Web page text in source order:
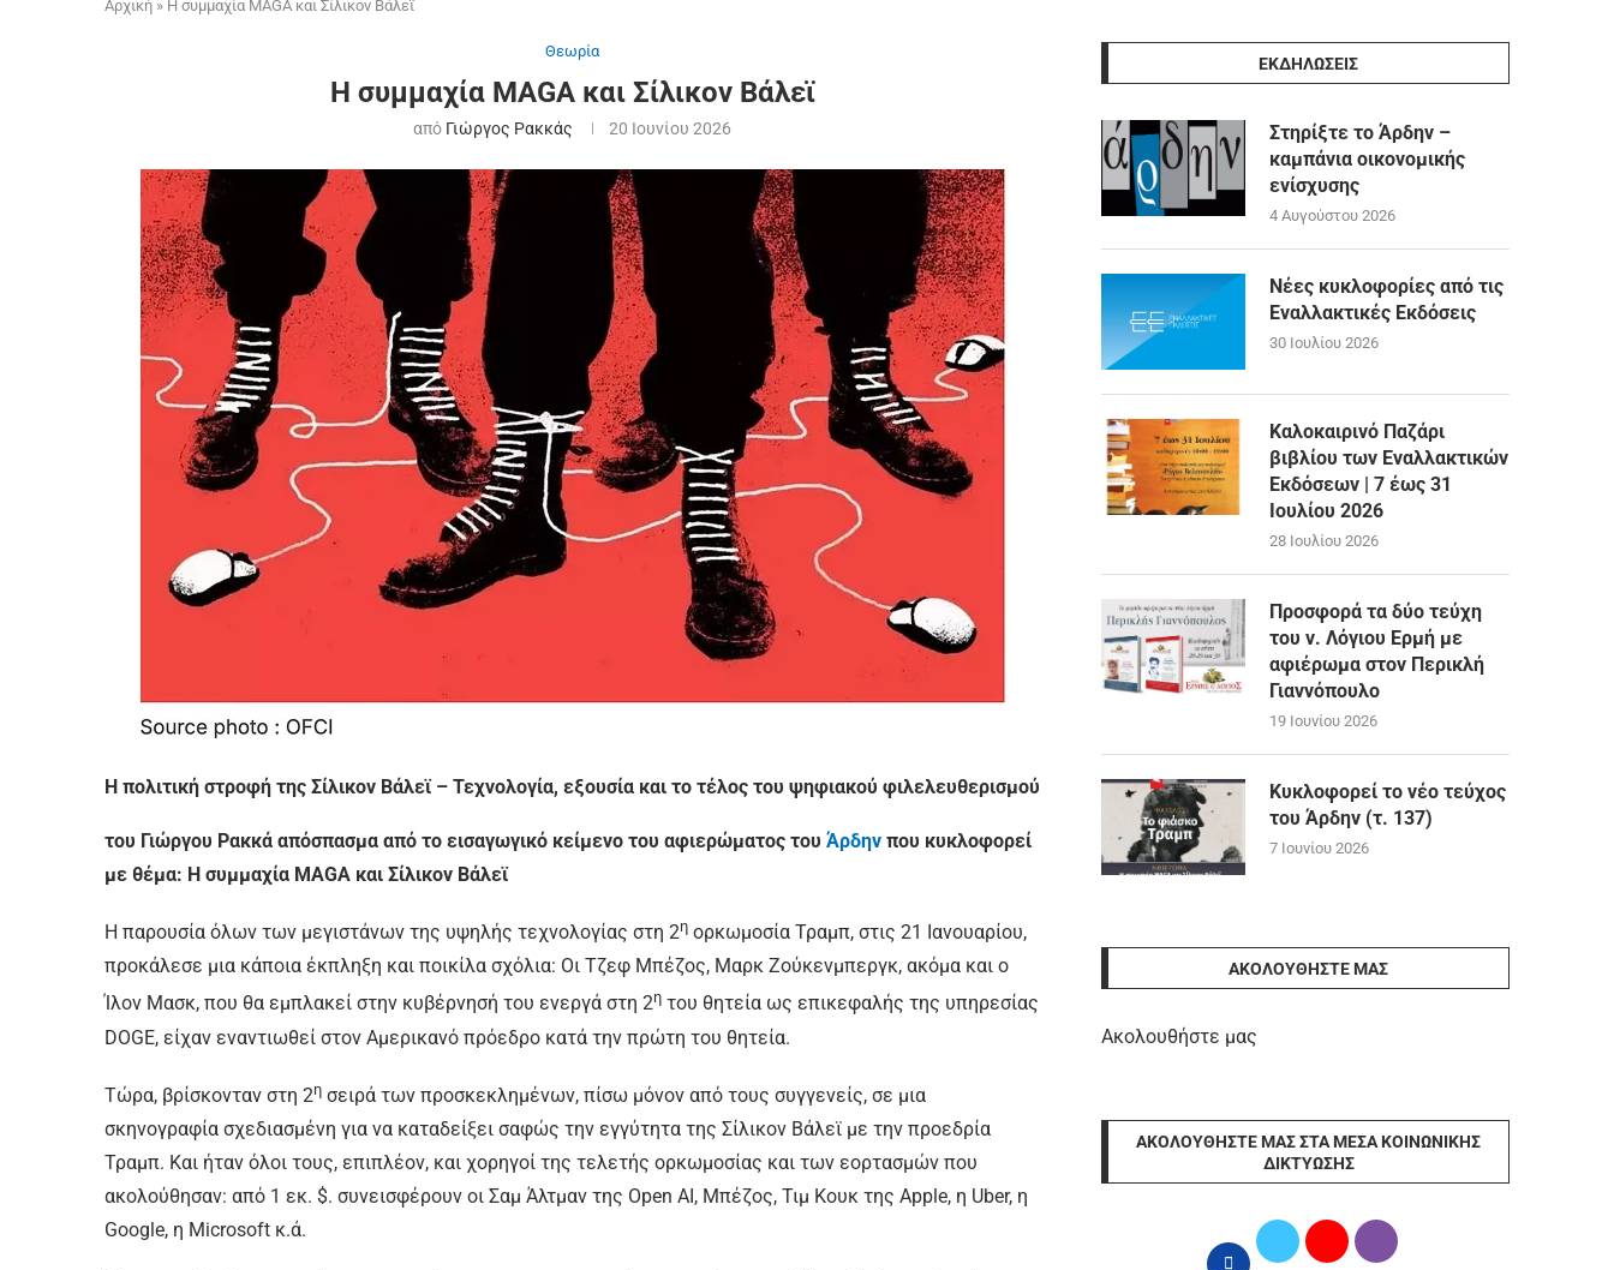
Αρχική » Η συμμαχία MAGA και Σίλικον Βάλεϊ
Θεωρία
Η συμμαχία MAGA και Σίλικον Βάλεϊ
από Γιώργος Ρακκάς 20 Ιουνίου 2026
Η πολιτική στροφή της Σίλικον Βάλεϊ – Τεχνολογία, εξουσία και το τέλος του ψηφιακού φιλελευθερισμού
του Γιώργου Ρακκά απόσπασμα από το εισαγωγικό κείμενο του αφιερώματος του Άρδην που κυκλοφορεί
με θέμα: Η συμμαχία MAGA και Σίλικον Βάλεϊ
Η παρουσία όλων των μεγιστάνων της υψηλής τεχνολογίας στη 2η ορκωμοσία Τραμπ, στις 21 Ιανουαρίου,
προκάλεσε μια κάποια έκπληξη και ποικίλα σχόλια: Οι Τζεφ Μπέζος, Μαρκ Ζούκενμπεργκ, ακόμα και ο
Ίλον Μασκ, που θα εμπλακεί στην κυβέρνησή του ενεργά στη 2η του θητεία ως επικεφαλής της υπηρεσίας
DOGE, είχαν εναντιωθεί στον Αμερικανό πρόεδρο κατά την πρώτη του θητεία.
Τώρα, βρίσκονταν στη 2η σειρά των προσκεκλημένων, πίσω μόνον από τους συγγενείς, σε μια
σκηνογραφία σχεδιασμένη για να καταδείξει σαφώς την εγγύτητα της Σίλικον Βάλεϊ με την προεδρία
Τραμπ. Και ήταν όλοι τους, επιπλέον, και χορηγοί της τελετής ορκωμοσίας και των εορτασμών που
ακολούθησαν: από 1 εκ. $. συνεισφέρουν οι Σαμ Άλτμαν της Open AI, Μπέζος, Τιμ Κουκ της Apple, η Uber, η
Google, η Microsoft κ.ά.
ΕΚΔΗΛΩΣΕΙΣ
Στηρίξτε το Άρδην –
καμπάνια οικονομικής
ενίσχυσης
4 Αυγούστου 2026
Νέες κυκλοφορίες από τις
Εναλλακτικές Εκδόσεις
30 Ιουλίου 2026
Καλοκαιρινό Παζάρι
βιβλίου των Εναλλακτικών
Εκδόσεων | 7 έως 31
Ιουλίου 2026
28 Ιουλίου 2026
Προσφορά τα δύο τεύχη
του ν. Λόγιου Ερμή με
αφιέρωμα στον Περικλή
Γιαννόπουλο
19 Ιουνίου 2026
Κυκλοφορεί το νέο τεύχος
του Άρδην (τ. 137)
7 Ιουνίου 2026
ΑΚΟΛΟΥΘΉΣΤΕ ΜΑΣ
Ακολουθήστε μας
ΑΚΟΛΟΥΘΉΣΤΕ ΜΑΣ ΣΤΑ ΜΈΣΑ ΚΟΙΝΩΝΙΚΉΣ
ΔΙΚΤΎΩΣΗΣ